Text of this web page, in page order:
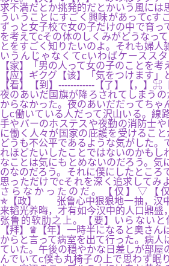
求不満だとか挑発的だとかいう風には
ういうことにすごく興味があってcす
ずっと女子校で女の子だけの中で育っ
を考えてcその体のしくみがどうなっ
とをすごく知りたいのよ。それも婦人
いうんじゃなくてcいわばケーススタ
【家】「男の人って女の子のことを考
【应】ギクグ【该】「気をつけます」
【看】【到】------------【了】【，】⌘
夜のあいだ国旗が降ろされてしまう
からなかった。夜のあいだだってちゃ
しc働いている人だって沢山いる。線
手やバーのホステスや夜勤の消防士
に働く人々が国家の庇護を受けるこ
どうも不公平であるような気がした。
れほどたいしたことではないのかもし
なことは気にもとめないのだろう。気
のなのだろう。それに僕にしたところ
思っただけでcそれを深く追求してみ
さらなかったのだ。【仅】▽【
✯【政】 张鲁心中狠狠地一抽，汉
来韬光养晦，才有如今汉中的人口鼎盛
张鲁的软肋之上。【要】いらない
【拜】♛【年】一時半になると奥さん
からと言って病室を出て行った。病人
ていた。午後の穏やかな日差しが部屋
んでいてc僕も丸椅子の上で思わず眠